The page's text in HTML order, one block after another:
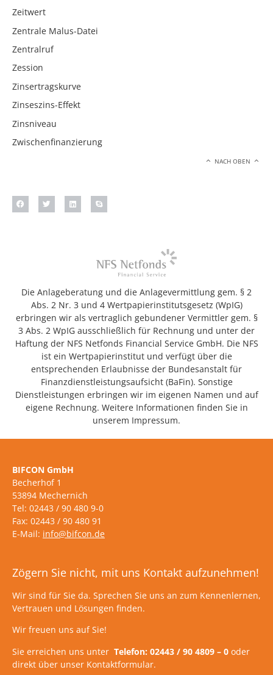
Zeitwert
Zentrale Malus-Datei
Zentralruf
Zession
Zinsertragskurve
Zinseszins-Effekt
Zinsniveau
Zwischenfinanzierung
NACH OBEN
Die Anlageberatung und die Anlagevermittlung gem. § 2
Abs. 2 Nr. 3 und 4 Wertpapierinstitutsgesetz (WpIG)
erbringen wir als vertraglich gebundener Vermittler gem. §
3 Abs. 2 WpIG ausschließlich für Rechnung und unter der
Haftung der NFS Netfonds Financial Service GmbH. Die NFS
ist ein Wertpapierinstitut und verfügt über die
entsprechenden Erlaubnisse der Bundesanstalt für
Finanzdienstleistungsaufsicht (BaFin). Sonstige
Dienstleistungen erbringen wir im eigenen Namen und auf
eigene Rechnung. Weitere Informationen finden Sie in
unserem Impressum.
BIFCON GmbH
Becherhof 1
53894 Mechernich
Tel: 02443 / 90 480 9-0
Fax: 02443 / 90 480 91
E-Mail: info@bifcon.de
Zögern Sie nicht, mit uns Kontakt aufzunehmen!
Wir sind für Sie da. Sprechen Sie uns an zum Kennenlernen,
Vertrauen und Lösungen finden.
Wir freuen uns auf Sie!
Sie erreichen uns unter Telefon: 02443 / 90 4809 – 0 oder
direkt über unser Kontaktformular.